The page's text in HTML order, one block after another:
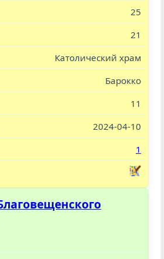
25
21
Католический храм
Барокко
11
2024-04-10
1